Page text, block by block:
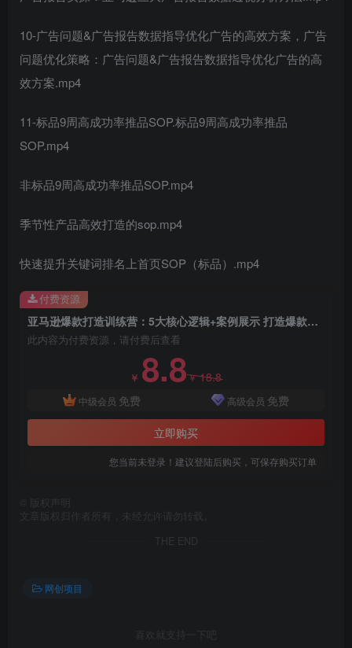
10-广告问题&广告报告数据指导优化广告的高效方案，广告
问题优化策略：广告问题&广告报告数据指导优化广告的高
效方案.mp4
11-标品9周高成功率推品SOP.标品9周高成功率推品
SOP.mp4
非标品9周高成功率推品SOP.mp4
季节性产品高效打造的sop.mp4
快速提升关键词排名上首页SOP（标品）.mp4
亚马逊爆款打造训练营：5大核心逻辑+案例展示 打造爆款链接 高效 省钱 稳定
此内容为付费资源，请付费后查看
￥ 8.8￥18.8
中级会员 免费 高级会员 免费
立即购买
您当前未登录！建议登陆后购买，可保存购买订单
付费资源
版权声明
文章版权归作者所有，未经允许请勿转载。
THE END
网创项目
喜欢就支持一下吧